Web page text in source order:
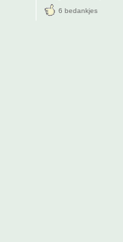
6 bedankjes